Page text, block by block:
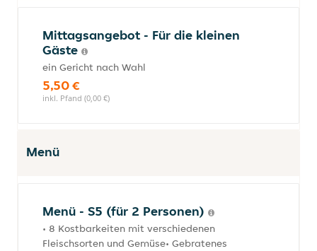
Mittagsangebot - Für die kleinen
Gäste
ein Gericht nach Wahl
5,50 €
inkl. Pfand (0,00 €)
Menü
Menü - S5 (für 2 Personen)
• 8 Kostbarkeiten mit verschiedenen
Fleischsorten und Gemüse• Gebratenes